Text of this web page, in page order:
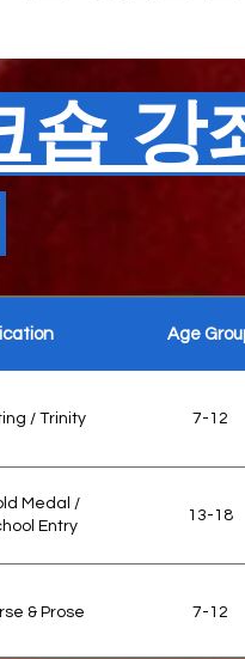
숍 강
Age
/ Trinity 7-12
Medal /
Entry
13-18
& Prose 7-12